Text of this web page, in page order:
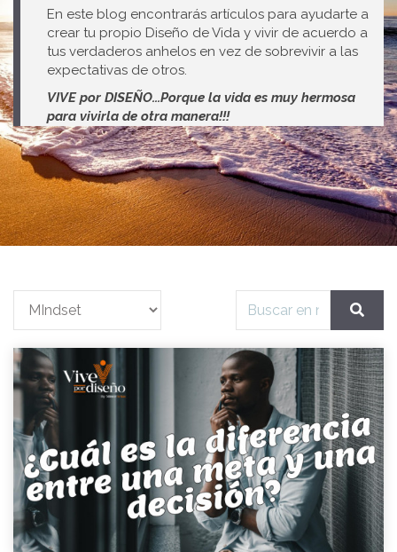
En este blog encontrarás artículos para ayudarte a
crear tu propio Diseño de Vida y vivir de acuerdo a
tus verdaderos anhelos en vez de sobrevivir a las
expectativas de otros.
VIVE por DISEÑO...Porque la vida es muy hermosa
para vivirla de otra manera!!!